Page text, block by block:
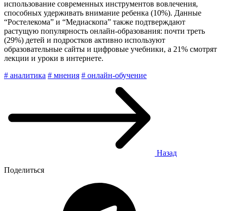
использование современных инструментов вовлечения,
способных удерживать внимание ребенка (10%). Данные
“Ростелекома” и “Медиаскопа” также подтверждают
растущую популярность онлайн-образования: почти треть
(29%) детей и подростков активно используют
образовательные сайты и цифровые учебники, а 21% смотрят
лекции и уроки в интернете.
# аналитика # мнения # онлайн-обучение
Назад
Поделиться